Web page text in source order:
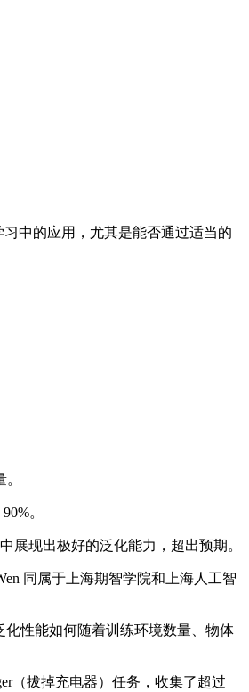
中的应用，尤其是能否通过适当的
。
现出极好的泛化能力，超出预期。
同属于上海期智学院和上海人工智
性能如何随着训练环境数量、物体
（拔掉充电器）任务，收集了超过